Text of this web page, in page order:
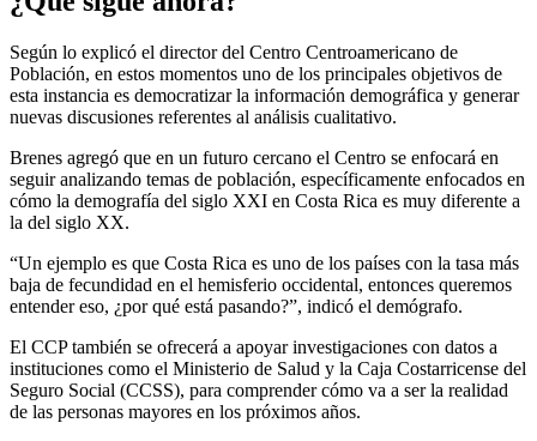
Según lo explicó el director del Centro Centroamericano de
Población, en estos momentos uno de los principales objetivos de
esta instancia es democratizar la información demográfica y generar
nuevas discusiones referentes al análisis cualitativo.
Brenes agregó que en un futuro cercano el Centro se enfocará en
seguir analizando temas de población, específicamente enfocados en
cómo la demografía del siglo XXI en Costa Rica es muy diferente a
la del siglo XX.
“Un ejemplo es que Costa Rica es uno de los países con la tasa más
baja de fecundidad en el hemisferio occidental, entonces queremos
entender eso, ¿por qué está pasando?”, indicó el demógrafo.
El CCP también se ofrecerá a apoyar investigaciones con datos a
instituciones como el Ministerio de Salud y la Caja Costarricense del
Seguro Social (CCSS), para comprender cómo va a ser la realidad
de las personas mayores en los próximos años.